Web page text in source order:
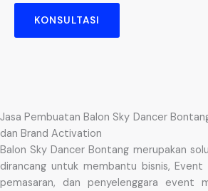
KONSULTASI
Jasa Pembuatan Balon Sky Dancer
dan Brand Activation
Balon Sky Dancer Bontang merupakan
dirancang untuk membantu bisnis, Event
pemasaran, dan penyelenggara event